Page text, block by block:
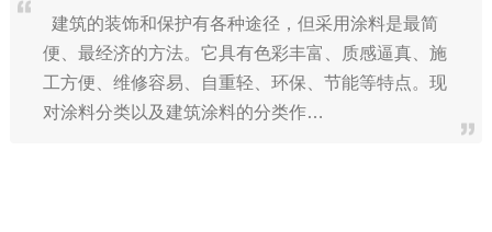
建筑的装饰和保护有各种途径，但采用涂料是最简
便、最经济的方法。它具有色彩丰富、质感逼真、施
工方便、维修容易、自重轻、环保、节能等特点。现
对涂料分类以及建筑涂料的分类作…